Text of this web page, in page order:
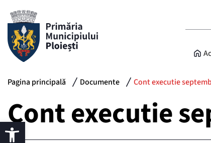
Pagina principală Documente Cont executie
Cont executie